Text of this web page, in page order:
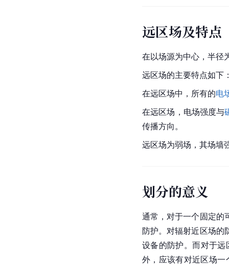
远区场及特点
在以场源为中心，半径
远区场的主要特点如下
在远区场中，所有的电
在远区场，电场强度与
传播方向。
远区场为弱场，其场墙
划分的意义
通常，对于一个固定的
防护。对辐射近区场的
设备的防护。而对于
外，应该有对近区场